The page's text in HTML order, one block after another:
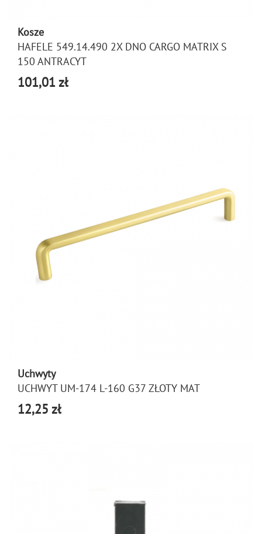
Kosze
HAFELE 549.14.490 2X DNO CARGO MATRIX S
150 ANTRACYT
101,01 zł
Uchwyty
UCHWYT UM-174 L-160 G37 ZŁOTY MAT
12,25 zł